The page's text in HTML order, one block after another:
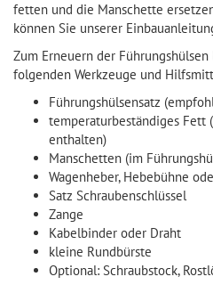
fetten und die Manschette
können Sie unserer
Zum Erneuern der
folgenden Werkzeuge und
Führungshülsensatz
temperaturbeständiges Fett
enthalten)
Manschetten (im
Wagenheber, Hebebühne
Satz Schraubenschlüssel
Zange
Kabelbinder oder Draht
kleine Rundbürste
Optional: Schraubstock,